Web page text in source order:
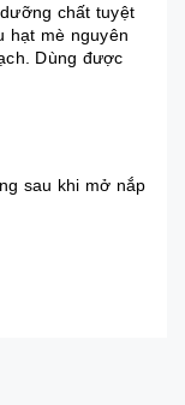
chất tuyệt
hạt mè nguyên
Dùng được
sau khi mở nắp